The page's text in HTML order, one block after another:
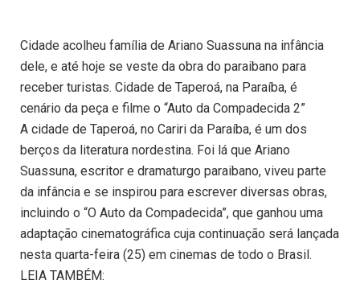
Cidade acolheu família de Ariano Suassuna na infância
dele, e até hoje se veste da obra do paraibano para
receber turistas. Cidade de Taperoá, na Paraíba, é
cenário da peça e filme o “Auto da Compadecida 2”
A cidade de Taperoá, no Cariri da Paraíba, é um dos
berços da literatura nordestina. Foi lá que Ariano
Suassuna, escritor e dramaturgo paraibano, viveu parte
da infância e se inspirou para escrever diversas obras,
incluindo o “O Auto da Compadecida”, que ganhou uma
adaptação cinematográfica cuja continuação será lançada
nesta quarta-feira (25) em cinemas de todo o Brasil.
LEIA TAMBÉM: